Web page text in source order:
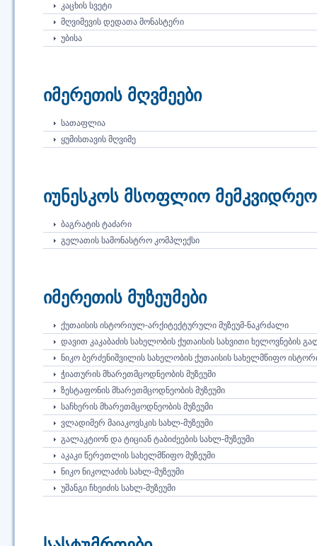
ᲙᲐᲪᲮᲘᲡ ᲡᲕᲔᲢᲘ
ᲛᲦᲕᲘᲛᲔᲕᲘᲡ ᲓᲔᲓᲐᲗᲐ ᲛᲝᲜᲐᲡᲢᲔᲠᲘ
ᲣᲑᲘᲡᲐ
იმერეთის მღვმეები
ᲡᲐᲗᲐᲤᲚᲘᲐ
ᲧᲣᲛᲘᲡᲗᲐᲕᲘᲡ ᲛᲦᲕᲘᲛᲔ
იუნესკოს მსოფლიო
ᲑᲐᲒᲠᲐᲢᲘᲡ ᲢᲐᲫᲐᲠᲘ
ᲒᲔᲚᲐᲗᲘᲡ ᲡᲐᲛᲝᲜᲐᲡᲢᲠᲝ ᲙᲝᲛᲞᲚᲔᲥᲡᲘ
იმერეთის მუზეუმები
ᲥᲣᲗᲐᲘᲡᲘᲡ ᲘᲡᲢᲝᲠᲘᲣᲚ-ᲐᲠᲥᲘᲢᲔᲥᲢᲣᲠᲣᲚᲘ ᲛᲣᲖᲔᲣᲛ-ᲜᲐᲙᲠᲫᲐᲚᲘ
ᲓᲐᲕᲘᲗ ᲙᲐᲙᲐᲑᲐᲫᲘᲡ ᲡᲐᲮᲔᲚᲝᲑᲘᲡ ᲥᲣᲗᲐᲘᲡᲘᲡ ᲡᲐᲮᲕᲘᲗᲘ ᲮᲔᲚᲝᲕᲜᲔᲑᲘᲡ
ᲜᲘᲙᲝ ᲑᲔᲠᲫᲔᲜᲘᲨᲕᲘᲚᲘᲡ ᲡᲐᲮᲔᲚᲝᲑᲘᲡ ᲥᲣᲗᲐᲘᲡᲘᲡ ᲡᲐᲮᲔᲚᲛᲬᲘᲤᲝ
ᲭᲘᲐᲗᲣᲠᲘᲡ ᲛᲮᲐᲠᲔᲗᲛᲪᲝᲓᲜᲔᲝᲑᲘᲡ ᲛᲣᲖᲔᲣᲛᲘ
ᲖᲔᲡᲢᲐᲤᲝᲜᲘᲡ ᲛᲮᲐᲠᲔᲗᲛᲪᲝᲓᲜᲔᲝᲑᲘᲡ ᲛᲣᲖᲔᲣᲛᲘ
ᲡᲐᲩᲮᲔᲠᲘᲡ ᲛᲮᲐᲠᲔᲗᲛᲪᲝᲓᲜᲔᲝᲑᲘᲡ ᲛᲣᲖᲔᲣᲛᲘ
ᲕᲚᲐᲓᲘᲛᲔᲠ ᲛᲐᲘᲐᲙᲝᲕᲡᲙᲘᲡ ᲡᲐᲮᲚ-ᲛᲣᲖᲔᲣᲛᲘ
ᲒᲐᲚᲐᲙᲢᲘᲝᲜ ᲓᲐ ᲢᲘᲪᲘᲐᲜ ᲢᲐᲑᲘᲫᲔᲔᲑᲘᲡ ᲡᲐᲮᲚ-ᲛᲣᲖᲔᲣᲛᲘ
ᲐᲙᲐᲙᲘ ᲬᲔᲠᲔᲗᲚᲘᲡ ᲡᲐᲮᲔᲚᲛᲬᲘᲤᲝ ᲛᲣᲖᲔᲣᲛᲘ
ᲜᲘᲙᲝ ᲜᲘᲙᲝᲚᲐᲫᲘᲡ ᲡᲐᲮᲚ-ᲛᲣᲖᲔᲣᲛᲘ
ᲣᲨᲐᲜᲒᲘ ᲩᲮᲔᲘᲫᲘᲡ ᲡᲐᲮᲚ-ᲛᲣᲖᲔᲣᲛᲘ